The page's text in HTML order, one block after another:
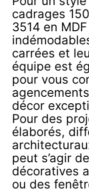
cadrages
3514 en
carrées et
équipe est
pour vous
décor
Pour des
élaborés,
peut s’agir de
décoratives
ou des